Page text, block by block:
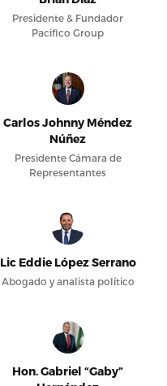
Presidente & Fundador
Pacifico Group
Carlos Johnny Méndez
Núñez
Presidente Cámara de
Representantes
Lic Eddie López Serrano
Abogado y analista político
Hon. Gabriel “Gaby”